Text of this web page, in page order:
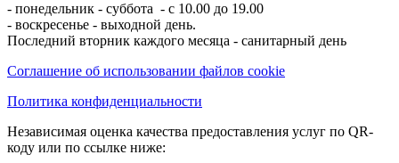
- понедельник - суббота - с 10.00 до 19.00
- воскресенье - выходной день.
Последний вторник каждого месяца - санитарный день
Соглашение об использовании файлов cookie
Политика конфиденциальности
Независимая оценка качества предоставления услуг по QR-
коду или по ссылке ниже: